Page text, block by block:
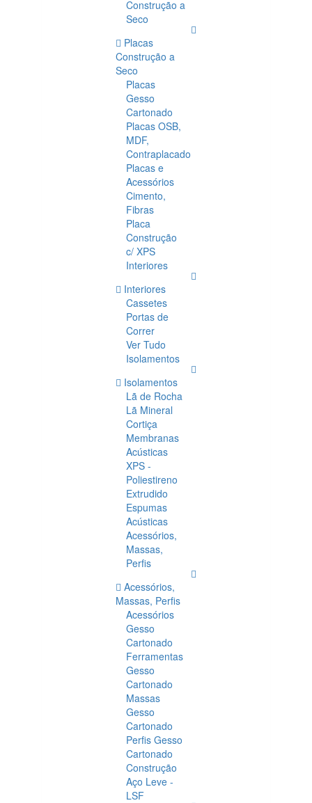
Construção a
Seco
Placas
Construção a
Seco
Placas
Gesso
Cartonado
Placas OSB,
MDF,
Contraplacado
Placas e
Acessórios
Cimento,
Fibras
Placa
Construção
c/ XPS
Interiores
Interiores
Cassetes
Portas de
Correr
Ver Tudo
Isolamentos
Isolamentos
Lã de Rocha
Lã Mineral
Cortiça
Membranas
Acústicas
XPS -
Poliestireno
Extrudido
Espumas
Acústicas
Acessórios,
Massas,
Perfis
Acessórios,
Massas, Perfis
Acessórios
Gesso
Cartonado
Ferramentas
Gesso
Cartonado
Massas
Gesso
Cartonado
Perfis Gesso
Cartonado
Construção
Aço Leve -
LSF